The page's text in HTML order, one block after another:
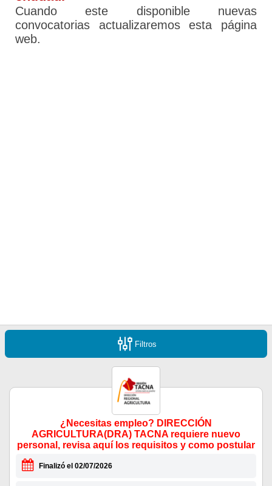
Cuando este disponible nuevas
convocatorias actualizaremos esta página
web.
Filtros
¿Necesitas empleo? DIRECCIÓN
AGRICULTURA(DRA) TACNA requiere nuevo
personal, revisa aquí los requisitos y como postular
Finalizó el 02/07/2026